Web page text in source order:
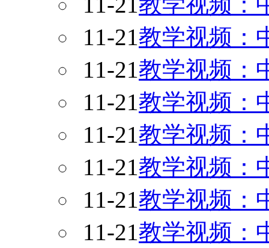
11-21教学视频：
11-21教学视频：
11-21教学视频：
11-21教学视频：
11-21教学视频：
11-21教学视频：
11-21教学视频：